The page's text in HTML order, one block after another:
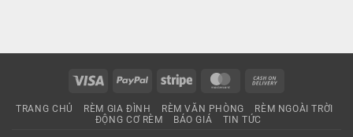
Visa PayPal Stripe MasterCard
Delivery
TRANG CHỦ RÈM GIA ĐÌNH RÈM VĂN PHÒNG
RÈM NGOÀI TRỜI
ĐỘNG CƠ RÈM
BÁO GIÁ TIN TỨC